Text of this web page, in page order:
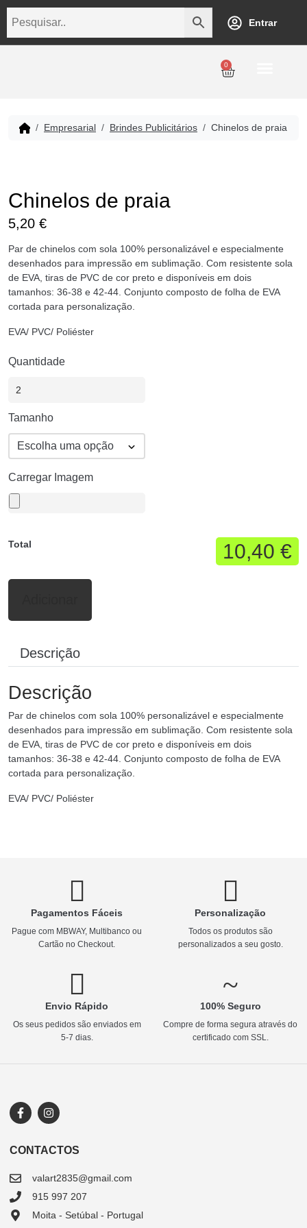
Entrar
0
Empresarial Brindes Publicitários Chinelos de praia
Chinelos de praia
5,20 €
Par de chinelos com sola 100% personalizável e especialmente
desenhados para impressão em sublimação. Com resistente sola
de EVA, tiras de PVC de cor preto e disponíveis em dois
tamanhos: 36-38 e 42-44. Conjunto composto de folha de EVA
cortada para personalização.
EVA/ PVC/ Poliéster
Quantidade
Tamanho
Carregar Imagem
Total 10,40 €
Descrição
Descrição
Par de chinelos com sola 100% personalizável e especialmente
desenhados para impressão em sublimação. Com resistente sola
de EVA, tiras de PVC de cor preto e disponíveis em dois
tamanhos: 36-38 e 42-44. Conjunto composto de folha de EVA
cortada para personalização.
EVA/ PVC/ Poliéster
Pagamentos Fáceis
Pague com MBWAY, Multibanco ou
Cartão no Checkout.
Personalização
Todos os produtos são
personalizados a seu gosto.
Envio Rápido
Os seus pedidos são enviados em
5-7 dias.
100% Seguro
Compre de forma segura através do
certificado com SSL.
CONTACTOS
valart2835@gmail.com
915 997 207
Moita - Setúbal - Portugal